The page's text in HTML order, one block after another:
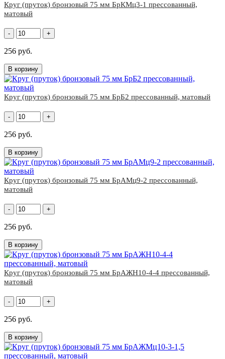
Круг (пруток) бронзовый 75 мм БрКМц3-1 прессованный,
матовый
- +
256 руб.
В корзину
Круг (пруток) бронзовый 75 мм БрБ2 прессованный, матовый
- +
256 руб.
В корзину
Круг (пруток) бронзовый 75 мм БрАМц9-2 прессованный,
матовый
- +
256 руб.
В корзину
Круг (пруток) бронзовый 75 мм БрАЖН10-4-4 прессованный,
матовый
- +
256 руб.
В корзину